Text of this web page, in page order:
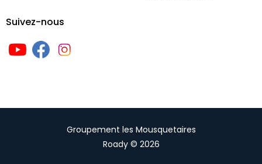
Suivez-nous
Groupement les Mousquetaires
Roady © 2026